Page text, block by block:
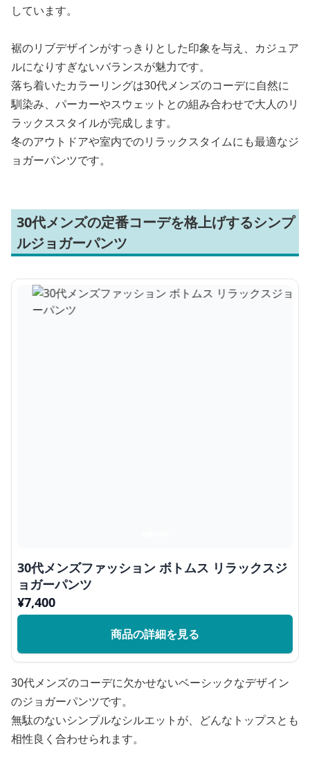
しています。
裾のリブデザインがすっきりとした印象を与え、カジュア
ルになりすぎないバランスが魅力です。
落ち着いたカラーリングは30代メンズのコーデに自然に
馴染み、パーカーやスウェットとの組み合わせで大人のリ
ラックススタイルが完成します。
冬のアウトドアや室内でのリラックスタイムにも最適なジ
ョガーパンツです。
30代メンズの定番コーデを格上げするシンプ
ルジョガーパンツ
30代メンズファッション ボトムス リラックスジ
ョガーパンツ
¥7,400
商品の詳細を見る
30代メンズのコーデに欠かせないベーシックなデザイン
のジョガーパンツです。
無駄のないシンプルなシルエットが、どんなトップスとも
相性良く合わせられます。